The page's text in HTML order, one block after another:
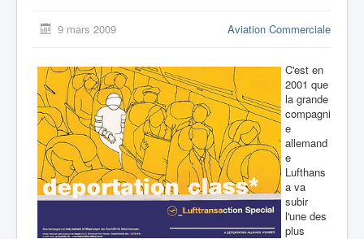
9 mars 2009 Aviation Commerciale
C'est en
2001 que
la grande
compagni
e
allemand
e
Lufthans
a va
subir
l'une des
plus